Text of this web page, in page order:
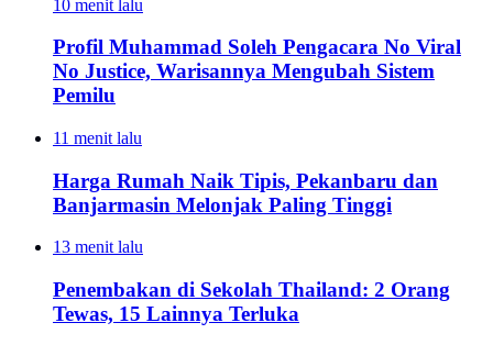
10 menit lalu
Profil Muhammad Soleh Pengacara No Viral
No Justice, Warisannya Mengubah Sistem
Pemilu
11 menit lalu
Harga Rumah Naik Tipis, Pekanbaru dan
Banjarmasin Melonjak Paling Tinggi
13 menit lalu
Penembakan di Sekolah Thailand: 2 Orang
Tewas, 15 Lainnya Terluka